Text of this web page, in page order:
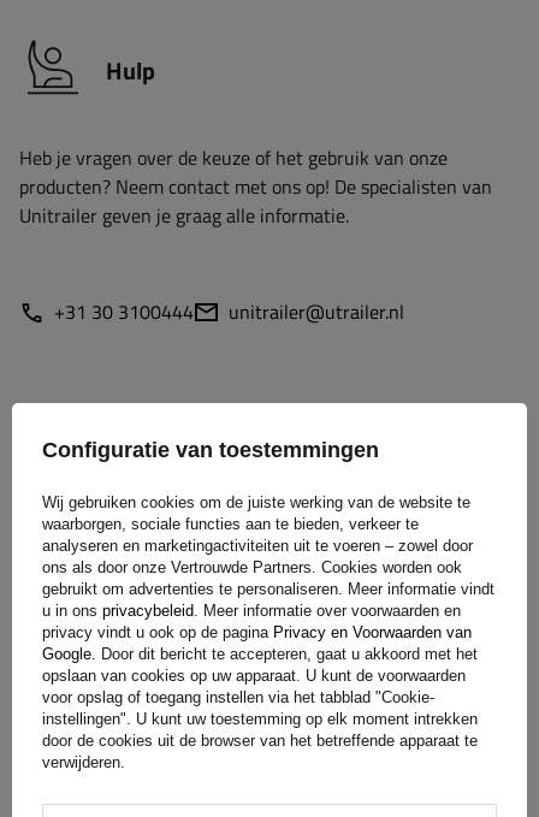
Hulp
Heb je vragen over de keuze of het gebruik van onze
producten? Neem contact met ons op! De specialisten van
Unitrailer geven je graag alle informatie.
+31 30 3100444 unitrailer@utrailer.nl
Specificaties
Levering
Stel uw vraag
Beoordelingen(0)
Laat uw mening achter
Uw score:
Configuratie van toestemmingen
Wij gebruiken cookies om de juiste werking van de website te
waarborgen, sociale functies aan te bieden, verkeer te
analyseren en marketingactiviteiten uit te voeren – zowel door
ons als door onze Vertrouwde Partners. Cookies worden ook
gebruikt om advertenties te personaliseren. Meer informatie vindt
u in ons privacybeleid. Meer informatie over voorwaarden en
privacy vindt u ook op de pagina Privacy en Voorwaarden van
Google. Door dit bericht te accepteren, gaat u akkoord met het
opslaan van cookies op uw apparaat. U kunt de voorwaarden
voor opslag of toegang instellen via het tabblad "Cookie-
instellingen". U kunt uw toestemming op elk moment intrekken
door de cookies uit de browser van het betreffende apparaat te
verwijderen.